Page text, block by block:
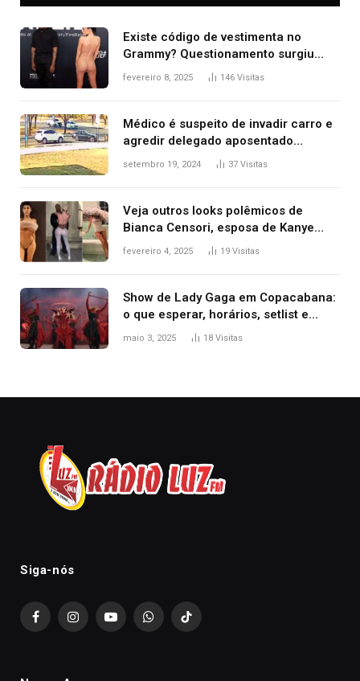
Existe código de vestimenta no
Grammy? Questionamento surgiu
após Bianca Censori, mulher de
fevereiro 8, 2025 146 Visitas
Médico é suspeito de invadir carro e
agredir delegado aposentado
durante confusão no trânsito
setembro 19, 2024 37 Visitas
Veja outros looks polêmicos de
Bianca Censori, esposa de Kanye
West que apareceu nua no Grammy
fevereiro 4, 2025 19 Visitas
Show de Lady Gaga em Copacabana:
o que esperar, horários, setlist e
onde assistir
maio 3, 2025 18 Visitas
Siga-nós
FacebookInstagramYouTubeWhatsAppTikTok